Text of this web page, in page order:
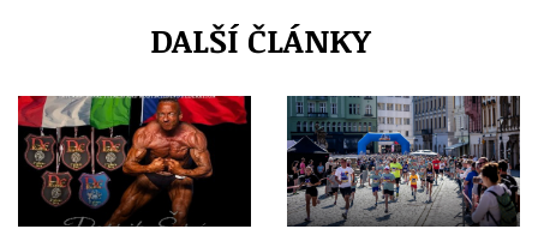
DALŠÍ ČLÁNKY